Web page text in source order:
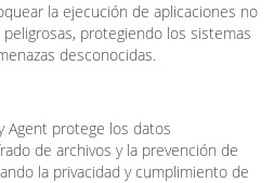
la ejecución de aplicaciones no
protegiendo los sistemas
desconocidas.
Agent protege los datos
de archivos y la prevención de
la privacidad y cumplimiento de